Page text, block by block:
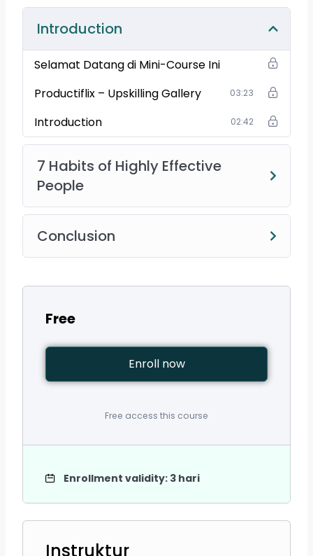
Introduction
Selamat Datang di Mini-Course Ini
Productiflix – Upskilling Gallery
03:23
Introduction 02:42
7 Habits of Highly Effective
People
Conclusion
Free
Enroll now
Free access this course
Enrollment validity: 3 hari
Instruktur